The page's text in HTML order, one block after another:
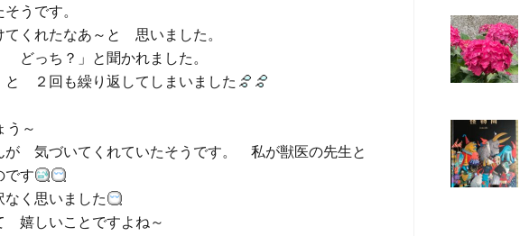
そうです。
くれたなあ～と 思いました。
どっち？」と聞かれました。
２回も繰り返してしまいました
う～
気づいてくれていたそうです。 私が獣医の先生と
です
く思いました
しいことですよね～